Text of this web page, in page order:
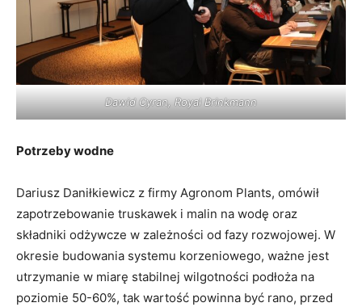
Dawid Cyran, Royal Brinkmann
Potrzeby wodne
Dariusz Daniłkiewicz z firmy Agronom Plants, omówił
zapotrzebowanie truskawek i malin na wodę oraz
składniki odżywcze w zależności od fazy rozwojowej. W
okresie budowania systemu korzeniowego, ważne jest
utrzymanie w miarę stabilnej wilgotności podłoża na
poziomie 50-60%, tak wartość powinna być rano, przed